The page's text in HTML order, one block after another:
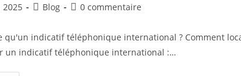
2025 Blog 0 commentaire
qu'un indicatif téléphonique international ? Comment
un indicatif téléphonique international :…